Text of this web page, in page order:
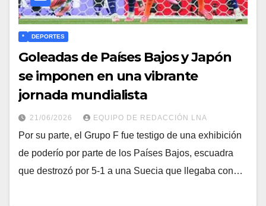
* DEPORTES
Goleadas de Países Bajos y Japón
se imponen en una vibrante
jornada mundialista
21/06/2026 EQUIPO DE REDACCIÓN LNA
​Por su parte, el Grupo F fue testigo de una exhibición
de poderío por parte de los Países Bajos, escuadra
que destrozó por 5-1 a una Suecia que llegaba con…